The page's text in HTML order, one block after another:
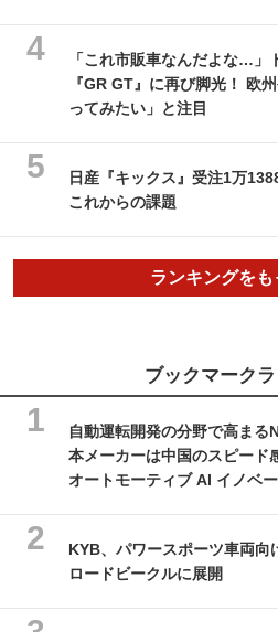
「これ市販車なんだよな…」
『GR GT』に再び脚光！ 欧
ってみたい」と注目
日産『キックス』受注1万
これからの課題
ランキングをも
ブックマーク
自動運転開発の分野で高まる
本メーカーは中国のスピード
オートモーティブ AI イノベ
KYB、パワースポーツ車両向
ロードビークルに展開